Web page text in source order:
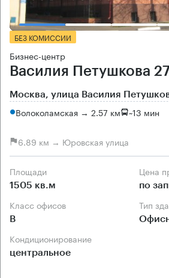
БЕЗ КОМИССИИ
Бизнес-центр
Василия Петушкова
Москва, улица Василия
Волоколамская → 2.57 км ~13 мин
6.89 км → Юровская улица
Площади
1505 кв.м
Цена
по
Класс офисов
B
Тип
Кондиционирование
центральное